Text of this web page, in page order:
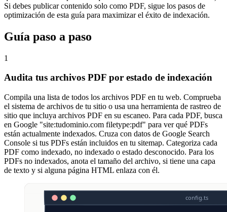
Si debes publicar contenido solo como PDF, sigue los pasos de
optimización de esta guía para maximizar el éxito de indexación.
Guía paso a paso
1
Audita tus archivos PDF por estado de indexación
Compila una lista de todos los archivos PDF en tu web. Comprueba
el sistema de archivos de tu sitio o usa una herramienta de rastreo de
sitio que incluya archivos PDF en su escaneo. Para cada PDF, busca
en Google "site:tudominio.com filetype:pdf" para ver qué PDFs
están actualmente indexados. Cruza con datos de Google Search
Console si tus PDFs están incluidos en tu sitemap. Categoriza cada
PDF como indexado, no indexado o estado desconocido. Para los
PDFs no indexados, anota el tamaño del archivo, si tiene una capa
de texto y si alguna página HTML enlaza con él.